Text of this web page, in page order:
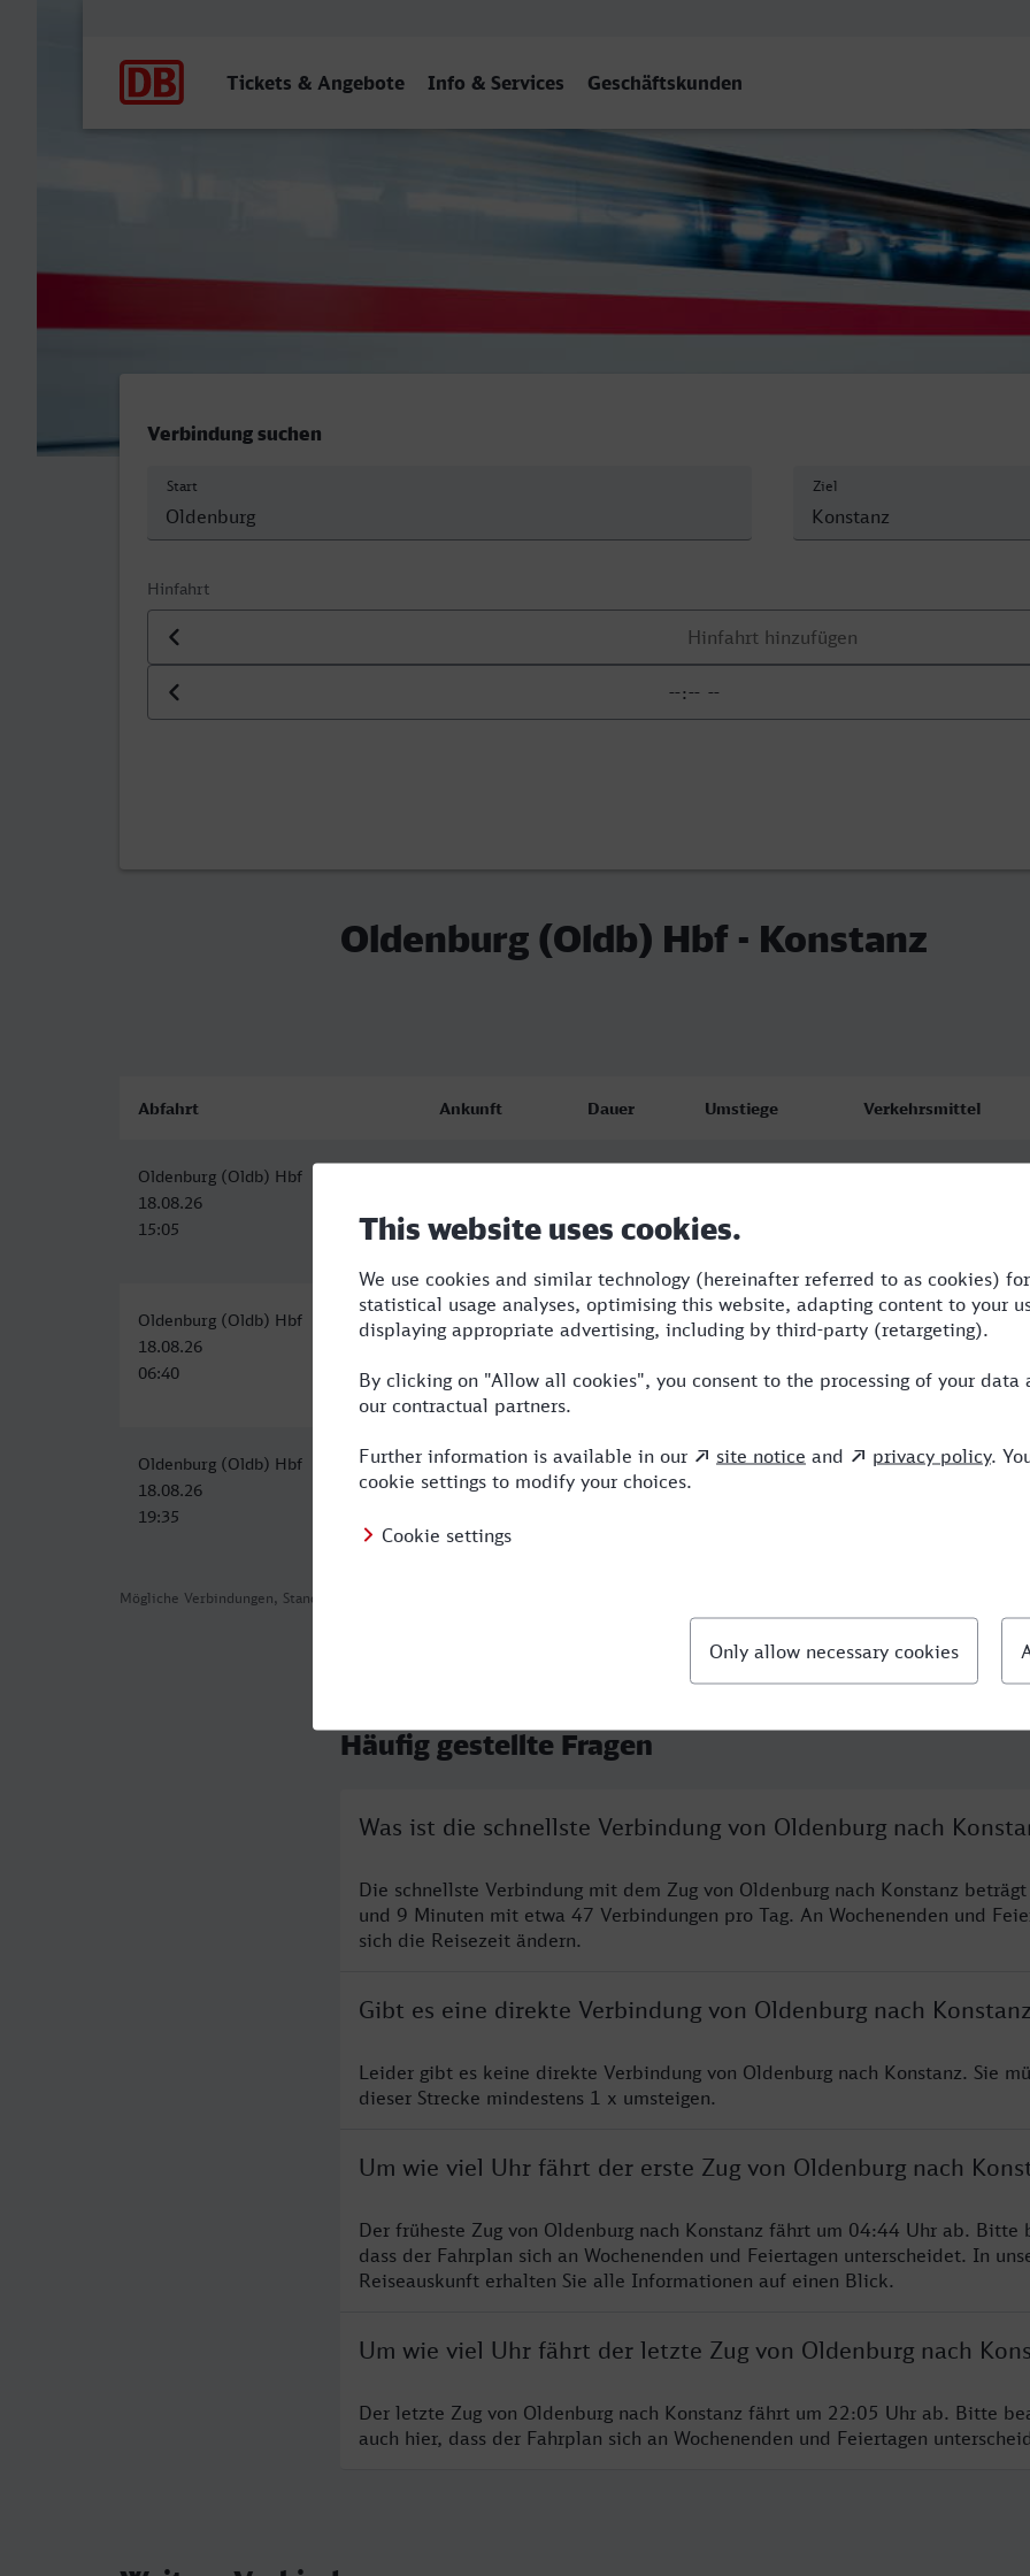
Tickets & Angebote Info & Services Geschäftskunden
Oldenburg (Oldb) Hbf - Konstanz
Verbindung suchen
Start Ziel
Hinfahrt
Datum der Hinfahrt
Uhrzeit der Hinfahrt
Oldenburg (Oldb) Hbf - Konstanz
Mögliche Verbindungen, Stand: 2026-08-04 00:45
Abfahrt Ankunft Dauer Umstiege Verkehrsmittel
Oldenburg (Oldb) Hbf
18.08.26
15:05
00:14
Oldenburg (Oldb) Hbf
18.08.26
06:40
Konstanz
18.08.26
9:36 RE,ICE
Oldenburg (Oldb) Hbf
18.08.26
19:35
Konstanz
19.08.26
13:41 3 RE,ICE
Häufig gestellte Fragen
Was ist die schnellste Verbindung von Oldenburg nach
Die schnellste Verbindung mit dem Zug von Oldenburg nach Konstanz
und 9 Minuten mit etwa 47 Verbindungen pro Tag. An Wochenenden und
sich die Reisezeit ändern.
Gibt es eine direkte Verbindung von Oldenburg nach
Leider gibt es keine direkte Verbindung von Oldenburg nach Konstanz. Sie
dieser Strecke mindestens 1 x umsteigen.
Um wie viel Uhr fährt der erste Zug von Oldenburg nach
Der früheste Zug von Oldenburg nach Konstanz fährt um 04:44 Uhr ab. Bitte
dass der Fahrplan sich an Wochenenden und Feiertagen unterscheidet. In
Reiseauskunft erhalten Sie alle Informationen auf einen Blick.
Um wie viel Uhr fährt der letzte Zug von Oldenburg nach
Der letzte Zug von Oldenburg nach Konstanz fährt um 22:05 Uhr ab. Bitte
auch hier, dass der Fahrplan sich an Wochenenden und Feiertagen